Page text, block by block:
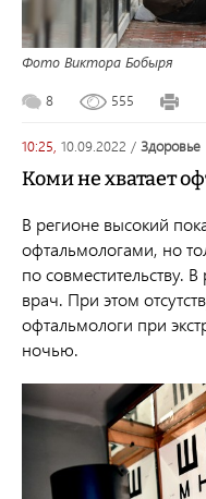
Фото Виктора Бобыря
8 555
10:25, 10.09.2022 / здоровье
Коми не хватает
В регионе высокий
офтальмологами, но
по совместительству.
врач. При этом
офтальмологи при
ночью.